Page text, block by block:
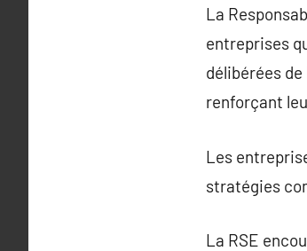
La
entreprises
délibérées
renforçant
Les
stratégies
La RSE